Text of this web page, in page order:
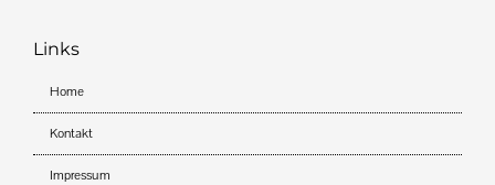
Links
Home
Kontakt
Impressum